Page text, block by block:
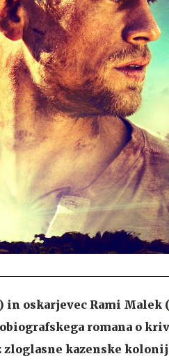
in oskarjevec Rami Malek (
romana o
kazenske